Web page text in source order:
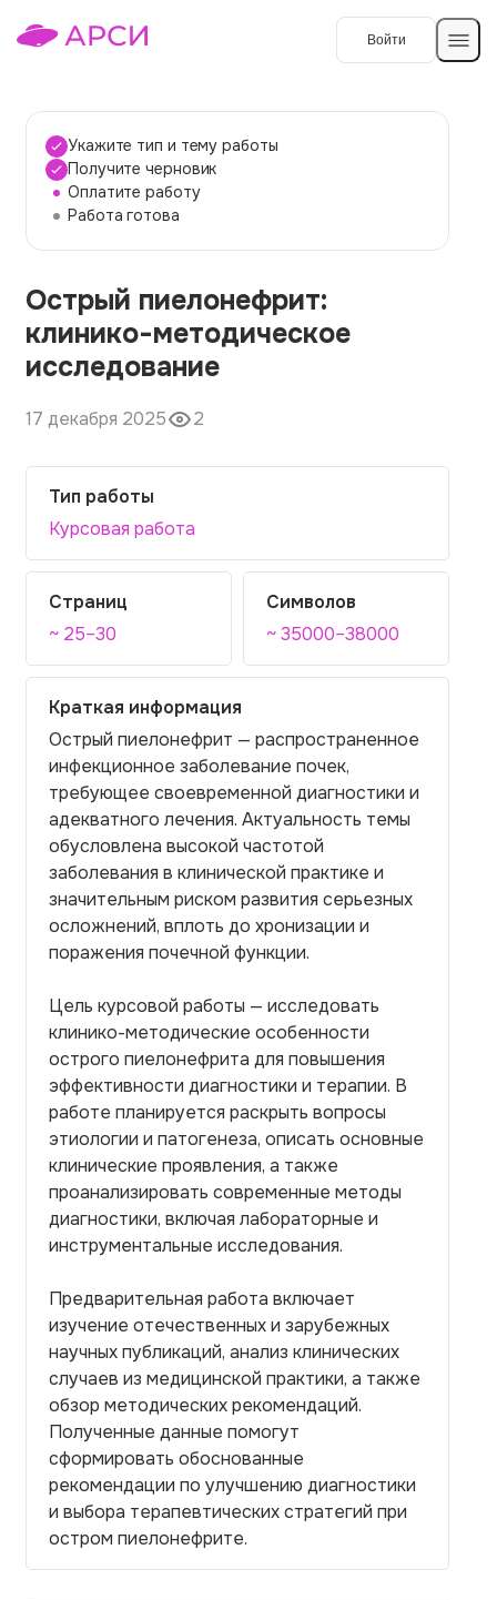
Войти
Темы работ
О сервисе
О компании
Наши гарантии
Вопросы и ответы
Контакты
Укажите тип и тему работы
Получите черновик
Оплатите работу
Работа готова
Острый пиелонефрит:
клинико-методическое
исследование
17 декабря 2025 2
Тип работы
Курсовая работа
Страниц
~ 25–30
Символов
~ 35000–38000
Краткая информация
Острый пиелонефрит — распространенное
инфекционное заболевание почек,
требующее своевременной диагностики и
адекватного лечения. Актуальность темы
обусловлена высокой частотой
заболевания в клинической практике и
значительным риском развития серьезных
осложнений, вплоть до хронизации и
поражения почечной функции.
Цель курсовой работы — исследовать
клинико-методические особенности
острого пиелонефрита для повышения
эффективности диагностики и терапии. В
работе планируется раскрыть вопросы
этиологии и патогенеза, описать основные
клинические проявления, а также
проанализировать современные методы
диагностики, включая лабораторные и
инструментальные исследования.
Предварительная работа включает
изучение отечественных и зарубежных
научных публикаций, анализ клинических
случаев из медицинской практики, а также
обзор методических рекомендаций.
Полученные данные помогут
сформировать обоснованные
рекомендации по улучшению диагностики
и выбора терапевтических стратегий при
остром пиелонефрите.